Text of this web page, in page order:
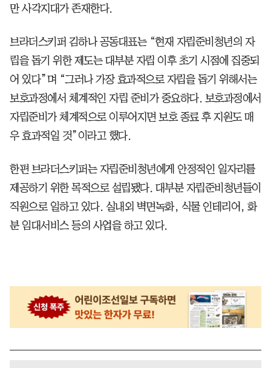
만 사각지대가 존재한다.
브라더스키퍼 김하나 공동대표는 “현재 자립준비청년의 자
립을 돕기 위한 제도는 대부분 자립 이후 초기 시점에 집중되
어 있다”며 “그러나 가장 효과적으로 자립을 돕기 위해서는
보호과정에서 체계적인 자립 준비가 중요하다. 보호과정에서
자립준비가 체계적으로 이루어지면 보호 종료 후 지원도 매
우 효과적일 것”이라고 했다.
한편 브라더스키퍼는 자립준비청년에게 안정적인 일자리를
제공하기 위한 목적으로 설립됐다. 대부분 자립준비청년들이
직원으로 일하고 있다. 실내외 벽면녹화, 식물 인테리어, 화
분 임대서비스 등의 사업을 하고 있다.